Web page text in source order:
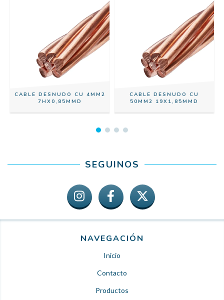
CABLE DESNUDO CU 4MM2
7HX0,85MMD
CABLE DESNUDO CU
50MM2 19X1,85MMD
SEGUINOS
NAVEGACIÓN
Inicio
Contacto
Productos